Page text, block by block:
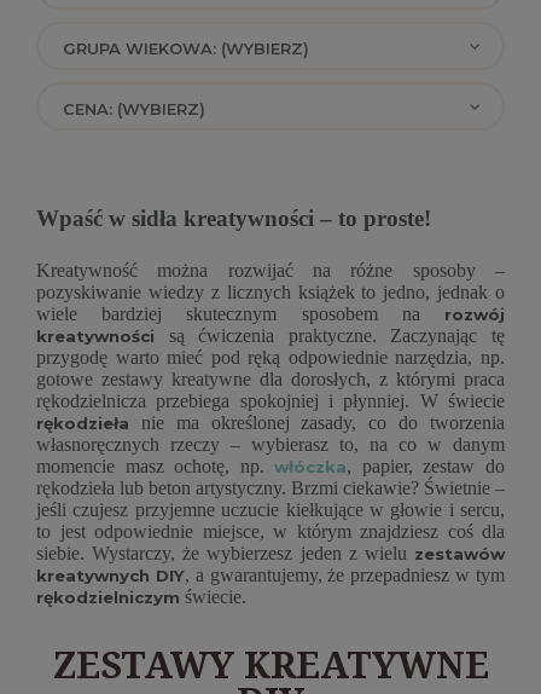
GRUPA WIEKOWA: (WYBIERZ)
CENA: (WYBIERZ)
Wpaść w sidła kreatywności – to proste!
Kreatywność można rozwijać na różne sposoby –
pozyskiwanie wiedzy z licznych książek to jedno, jednak o
wiele bardziej skutecznym sposobem na rozwój
kreatywności są ćwiczenia praktyczne. Zaczynając tę
przygodę warto mieć pod ręką odpowiednie narzędzia, np.
gotowe zestawy kreatywne dla dorosłych, z którymi praca
rękodzielnicza przebiega spokojniej i płynniej. W świecie
rękodzieła nie ma określonej zasady, co do tworzenia
własnoręcznych rzeczy – wybierasz to, na co w danym
momencie masz ochotę, np.włóczka, papier, zestaw do
rękodzieła lub beton artystyczny. Brzmi ciekawie? Świetnie –
jeśli czujesz przyjemne uczucie kiełkujące w głowie i sercu,
to jest odpowiednie miejsce, w którym znajdziesz coś dla
siebie. Wystarczy, że wybierzesz jeden z wielu zestawów
kreatywnych DIY, a gwarantujemy, że przepadniesz w tym
rękodzielniczym świecie.
ZESTAWY KREATYWNE